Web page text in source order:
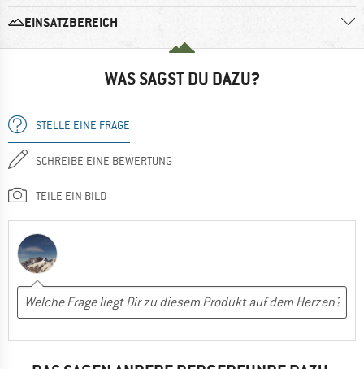
EINSATZBEREICH
WAS SAGST DU DAZU?
STELLE EINE FRAGE
SCHREIBE EINE BEWERTUNG
TEILE EIN BILD